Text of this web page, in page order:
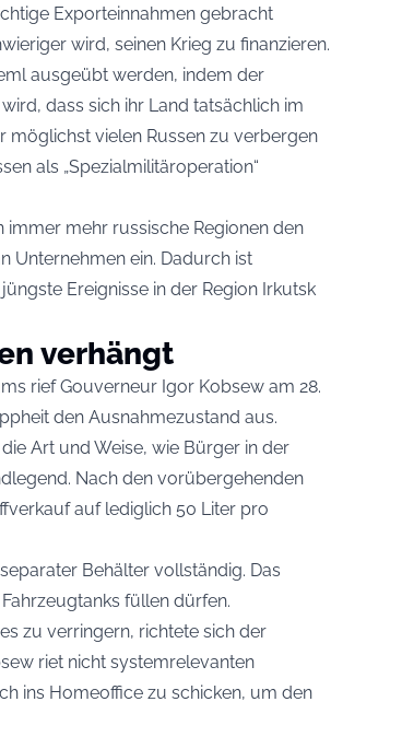
Exporteinnahmen gebracht
wird, seinen Krieg zu finanzieren.
ausgeübt werden, indem der
dass sich ihr Land tatsächlich im
möglichst vielen Russen zu verbergen
als „Spezialmilitäroperation“
mehr russische Regionen den
Unternehmen ein. Dadurch ist
Ereignisse in der Region Irkutsk
verhängt
rief Gouverneur Igor Kobsew am 28.
den Ausnahmezustand aus.
Art und Weise, wie Bürger in der
Nach den vorübergehenden
auf lediglich 50 Liter pro
Behälter vollständig. Das
füllen dürfen.
zu verringern, richtete sich der
riet nicht systemrelevanten
ins Homeoffice zu schicken, um den